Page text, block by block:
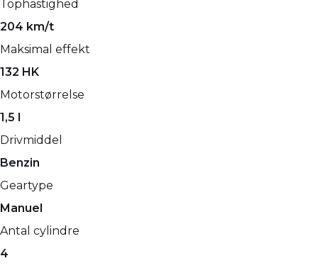
Tophastighed
204 km/t
Maksimal effekt
132 HK
Motorstørrelse
1,5 l
Drivmiddel
Benzin
Geartype
Manuel
Antal cylindre
4